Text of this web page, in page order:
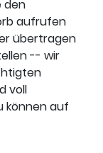
den
aufrufen
übertragen
-- wir
voll
können auf